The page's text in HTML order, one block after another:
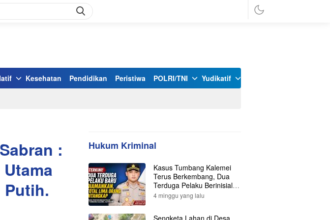
Kesehatan Pendidikan Peristiwa POLRI/TNI Yudikatif
:
Putih.
Hukum Kriminal
Kasus Tumbang Kalemei
Terus Berkembang, Dua
Terduga Pelaku Berinisial Y
dan L Ditangkap, Total Lima
4 minggu yang lalu
Sengketa Lahan di Desa